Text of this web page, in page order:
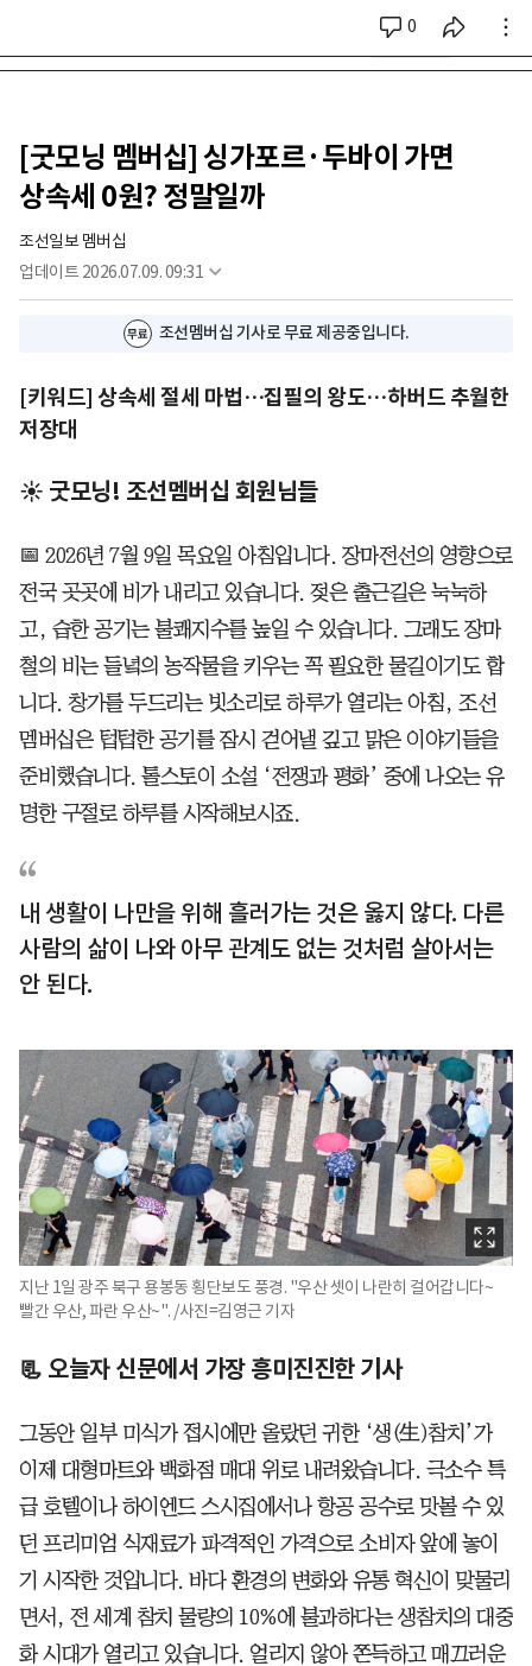
0
시리즈 전체
[굿모닝 멤버십] 싱가포르·두바이 가면
상속세 0원? 정말일까
조선일보 멤버십
업데이트 2026.07.09. 09:31
조선멤버십 기사로 무료 제공중입니다.
[키워드] 상속세 절세 마법…집필의 왕도…하버드 추월한
저장대
☀️ 굿모닝! 조선멤버십 회원님들
📅 2026년 7월 9일 목요일 아침입니다. 장마전선의 영향으로
전국 곳곳에 비가 내리고 있습니다. 젖은 출근길은 눅눅하
고, 습한 공기는 불쾌지수를 높일 수 있습니다. 그래도 장마
철의 비는 들녘의 농작물을 키우는 꼭 필요한 물길이기도 합
니다. 창가를 두드리는 빗소리로 하루가 열리는 아침, 조선
멤버십은 텁텁한 공기를 잠시 걷어낼 깊고 맑은 이야기들을
준비했습니다. 톨스토이 소설 ‘전쟁과 평화’ 중에 나오는 유
명한 구절로 하루를 시작해보시죠.
내 생활이 나만을 위해 흘러가는 것은 옳지 않다. 다른
사람의 삶이 나와 아무 관계도 없는 것처럼 살아서는
안 된다.
지난 1일 광주 북구 용봉동 횡단보도 풍경. "우산 셋이 나란히 걸어갑니다~
빨간 우산, 파란 우산~". /사진=김영근 기자
📃 오늘자 신문에서 가장 흥미진진한 기사
그동안 일부 미식가 접시에만 올랐던 귀한 ‘생(生)참치’가
이제 대형마트와 백화점 매대 위로 내려왔습니다. 극소수 특
급 호텔이나 하이엔드 스시집에서나 항공 공수로 맛볼 수 있
던 프리미엄 식재료가 파격적인 가격으로 소비자 앞에 놓이
기 시작한 것입니다. 바다 환경의 변화와 유통 혁신이 맞물리
면서, 전 세계 참치 물량의 10%에 불과하다는 생참치의 대중
화 시대가 열리고 있습니다. 얼리지 않아 쫀득하고 매끄러운